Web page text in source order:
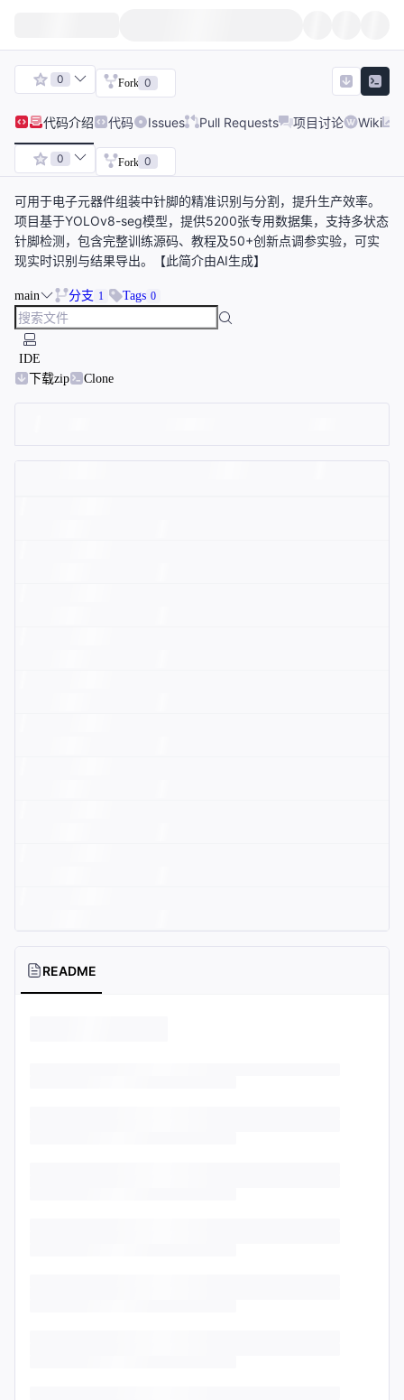
0 Fork 0
代码介绍 代码 Issues Pull Requests 项目讨论 Wiki
0 Fork 0
可用于电子元器件组装中针脚的精准识别与分割，提升生产效率。
项目基于YOLOv8-seg模型，提供5200张专用数据集，支持多状态
针脚检测，包含完整训练源码、教程及50+创新点调参实验，可实
现实时识别与结果导出。【此简介由AI生成】
main 分支 1 Tags 0
IDE
下载zip
Clone
README